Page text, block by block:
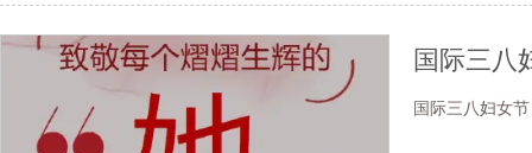
国际三八
国际三八妇女